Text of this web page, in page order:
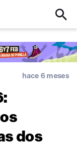
Click
Input
hace 6 meses
dos